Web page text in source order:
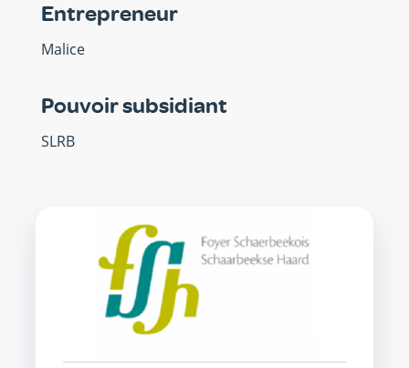
Entrepreneur
Malice
Pouvoir subsidiant
SLRB